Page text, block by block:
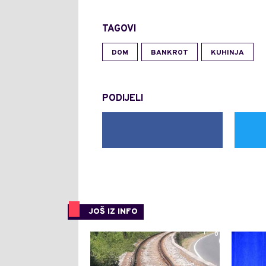
TAGOVI
DOM BANKROT KUHINJA
PODIJELI
JOŠ IZ INFO
0